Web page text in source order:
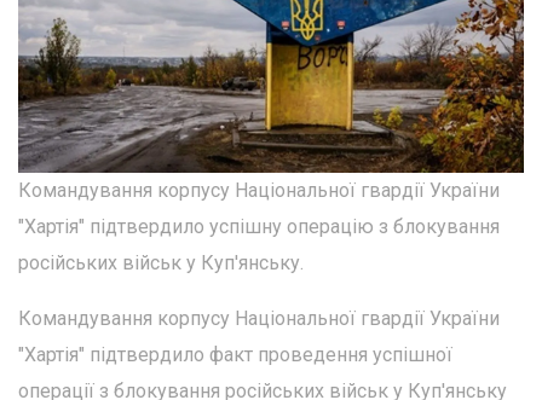
Командування корпусу Національної гвардії України
"Хартія" підтвердило успішну операцію з блокування
російських військ у Куп'янську.
Командування корпусу Національної гвардії України
"Хартія" підтвердило факт проведення успішної
операції з блокування російських військ у Куп'янську